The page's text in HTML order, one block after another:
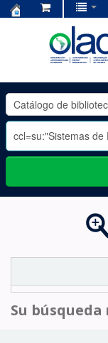
OLADE
-
Su